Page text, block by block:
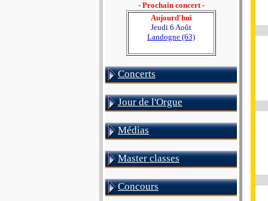
- Prochain concert -
Aujourd'hui
Jeudi 6 Août
Landogne (63)
Concerts
Jour de l'Orgue
Médias
Master classes
Concours